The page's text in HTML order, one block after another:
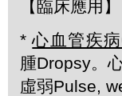
【臨床應用】
*心血管疾
腫Dropsy。
虛弱Pulse,